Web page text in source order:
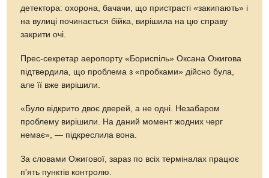
детектора: охорона, бачачи, що пристрасті «закипають» і
на вулиці починається бійка, вирішила на цю справу
закрити очі.
Прес-секретар аеропорту «Бориспіль» Оксана Ожигова
підтвердила, що проблема з «пробками» дійсно була,
але її вже вирішили.
«Було відкрито двоє дверей, а не одні. Незабаром
проблему вирішили. На даний момент жодних черг
немає», — підкреслила вона.
За словами Ожигової, зараз по всіх терміналах працює
п'ять пунктів контролю.